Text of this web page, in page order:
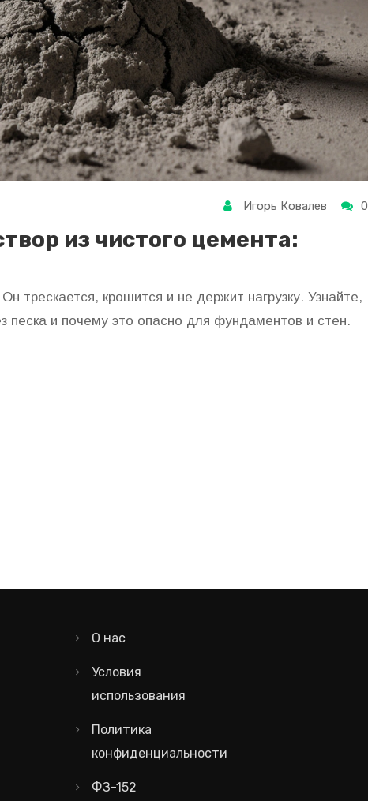
Игорь Ковалев 0
из чистого цемента:
трескается, крошится и не держит нагрузку. Узнайте,
песка и почему это опасно для фундаментов и стен.
О нас
Условия
использования
Политика
конфиденциальности
ФЗ-152